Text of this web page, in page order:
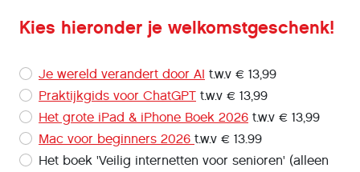
Kies hieronder je welkomstgeschenk!
Je wereld verandert door AI t.w.v € 13,99
Praktijkgids voor ChatGPT t.w.v € 13,99
Het grote iPad & iPhone Boek 2026 t.w.v € 13,99
Mac voor beginners 2026 t.w.v € 13.99
Het boek 'Veilig internetten voor senioren' (alleen